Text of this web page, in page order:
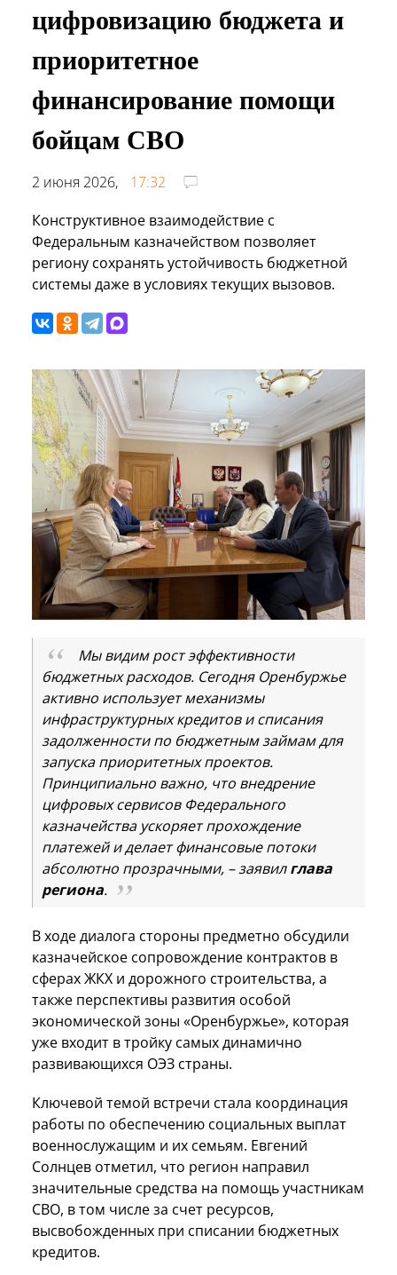
цифровизацию бюджета и
приоритетное
финансирование помощи
бойцам СВО
2 июня 2026,
17:32
Конструктивное взаимодействие с
Федеральным казначейством позволяет
региону сохранять устойчивость бюджетной
системы даже в условиях текущих вызовов.
Мы видим рост эффективности
бюджетных расходов. Сегодня Оренбуржье
активно использует механизмы
инфраструктурных кредитов и списания
задолженности по бюджетным займам для
запуска приоритетных проектов.
Принципиально важно, что внедрение
цифровых сервисов Федерального
казначейства ускоряет прохождение
платежей и делает финансовые потоки
абсолютно прозрачными, – заявилглава
региона.
В ходе диалога стороны предметно обсудили
казначейское сопровождение контрактов в
сферах ЖКХ и дорожного строительства, а
также перспективы развития особой
экономической зоны «Оренбуржье», которая
уже входит в тройку самых динамично
развивающихся ОЭЗ страны.
Ключевой темой встречи стала координация
работы по обеспечению социальных выплат
военнослужащим и их семьям. Евгений
Солнцев отметил, что регион направил
значительные средства на помощь участникам
СВО, в том числе за счет ресурсов,
высвобожденных при списании бюджетных
кредитов.